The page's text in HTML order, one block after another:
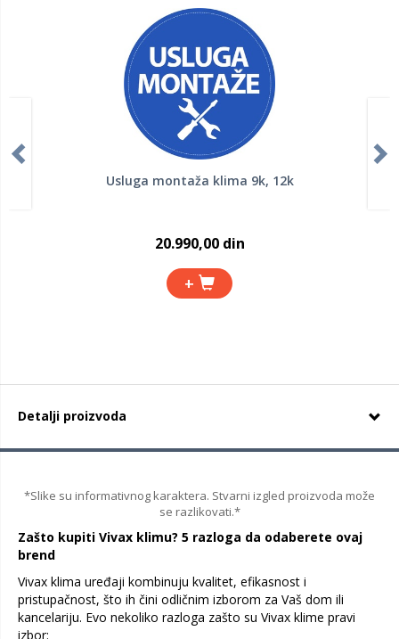
Usluga montaža klima 9k, 12k
20.990,00 din
+
Detalji proizvoda
*Slike su informativnog karaktera. Stvarni izgled proizvoda može
se razlikovati.*
Zašto kupiti Vivax klimu? 5 razloga da odaberete ovaj
brend
Vivax klima uređaji kombinuju kvalitet, efikasnost i
pristupačnost, što ih čini odličnim izborom za Vaš dom ili
kancelariju. Evo nekoliko razloga zašto su Vivax klime pravi
izbor: